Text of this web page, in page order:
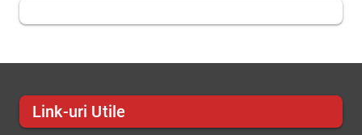
Link-uri Utile